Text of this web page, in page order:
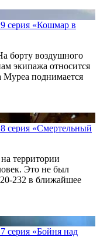
9 серия «Кошмар в
борту воздушного
экипажа относится
Муреа поднимается
8 серия «Смертельный
территории
Это не был
232 в ближайшее
серия «Бойня над